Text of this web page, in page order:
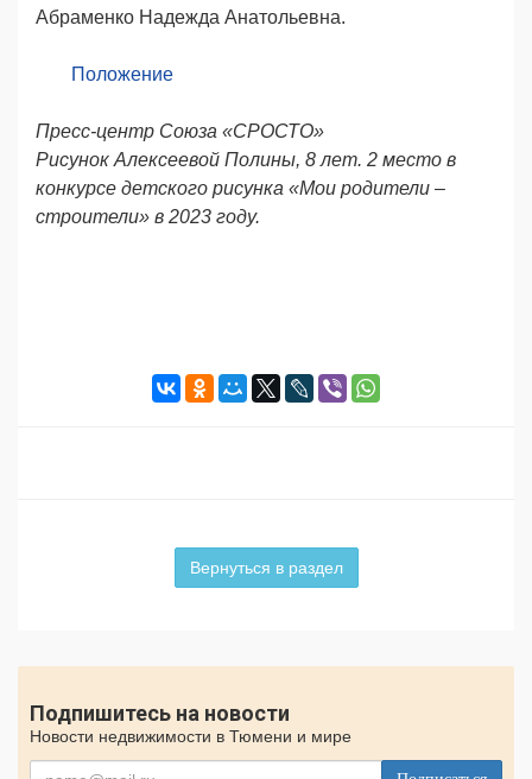
Абраменко Надежда Анатольевна.
Положение
Пресс-центр Союза «СРОСТО»
Рисунок Алексеевой Полины, 8 лет. 2 место в
конкурсе детского рисунка «Мои родители –
строители» в 2023 году.
Вернуться в раздел
Подпишитесь на новости
Новости недвижимости в Тюмени и мире